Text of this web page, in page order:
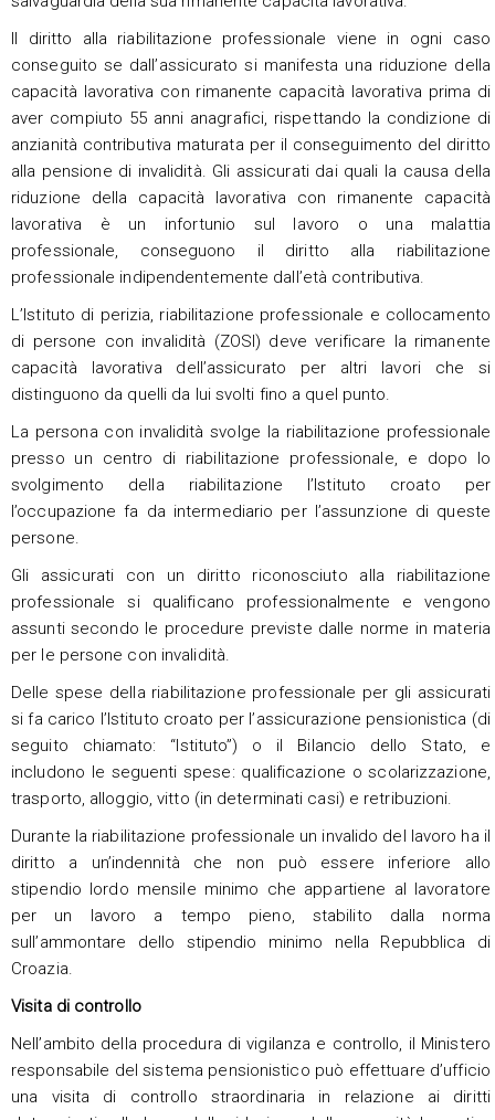
Il diritto alla riabilitazione professionale viene in ogni caso
conseguito se dall’assicurato si manifesta una riduzione della
capacità lavorativa con rimanente capacità lavorativa prima di
aver compiuto 55 anni anagrafici, rispettando la condizione di
anzianità contributiva maturata per il conseguimento del diritto
alla pensione di invalidità. Gli assicurati dai quali la causa della
riduzione della capacità lavorativa con rimanente capacità
lavorativa è un infortunio sul lavoro o una malattia
professionale, conseguono il diritto alla riabilitazione
professionale indipendentemente dall’età contributiva.
L’Istituto di perizia, riabilitazione professionale e collocamento
di persone con invalidità (ZOSI) deve verificare la rimanente
capacità lavorativa dell’assicurato per altri lavori che si
distinguono da quelli da lui svolti fino a quel punto.
La persona con invalidità svolge la riabilitazione professionale
presso un centro di riabilitazione professionale, e dopo lo
svolgimento della riabilitazione l’Istituto croato per
l’occupazione fa da intermediario per l’assunzione di queste
persone.
Gli assicurati con un diritto riconosciuto alla riabilitazione
professionale si qualificano professionalmente e vengono
assunti secondo le procedure previste dalle norme in materia
per le persone con invalidità.
Delle spese della riabilitazione professionale per gli assicurati
si fa carico l’Istituto croato per l’assicurazione pensionistica (di
seguito chiamato: “Istituto”) o il Bilancio dello Stato, e
includono le seguenti spese: qualificazione o scolarizzazione,
trasporto, alloggio, vitto (in determinati casi) e retribuzioni.
Durante la riabilitazione professionale un invalido del lavoro ha il
diritto a un’indennità che non può essere inferiore allo
stipendio lordo mensile minimo che appartiene al lavoratore
per un lavoro a tempo pieno, stabilito dalla norma
sull’ammontare dello stipendio minimo nella Repubblica di
Croazia.
Visita di controllo
Nell’ambito della procedura di vigilanza e controllo, il Ministero
responsabile del sistema pensionistico può effettuare d’ufficio
una visita di controllo straordinaria in relazione ai diritti